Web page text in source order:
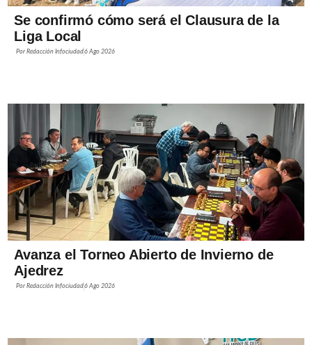
Se confirmó cómo será el Clausura de la
Liga Local
PorRedacción Infociudad6 Ago 2026
Avanza el Torneo Abierto de Invierno de
Ajedrez
PorRedacción Infociudad6 Ago 2026